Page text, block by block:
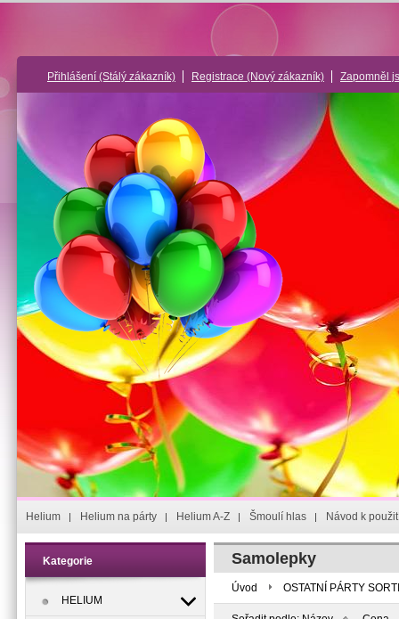
Přihlášení (Stálý zákazník) Registrace (Nový zákazník) Zapomněl
Helium Helium na párty Helium A-Z Šmoulí hlas Návod k
Kategorie
HELIUM
Samolepky
Úvod OSTATNÍ PÁRTY